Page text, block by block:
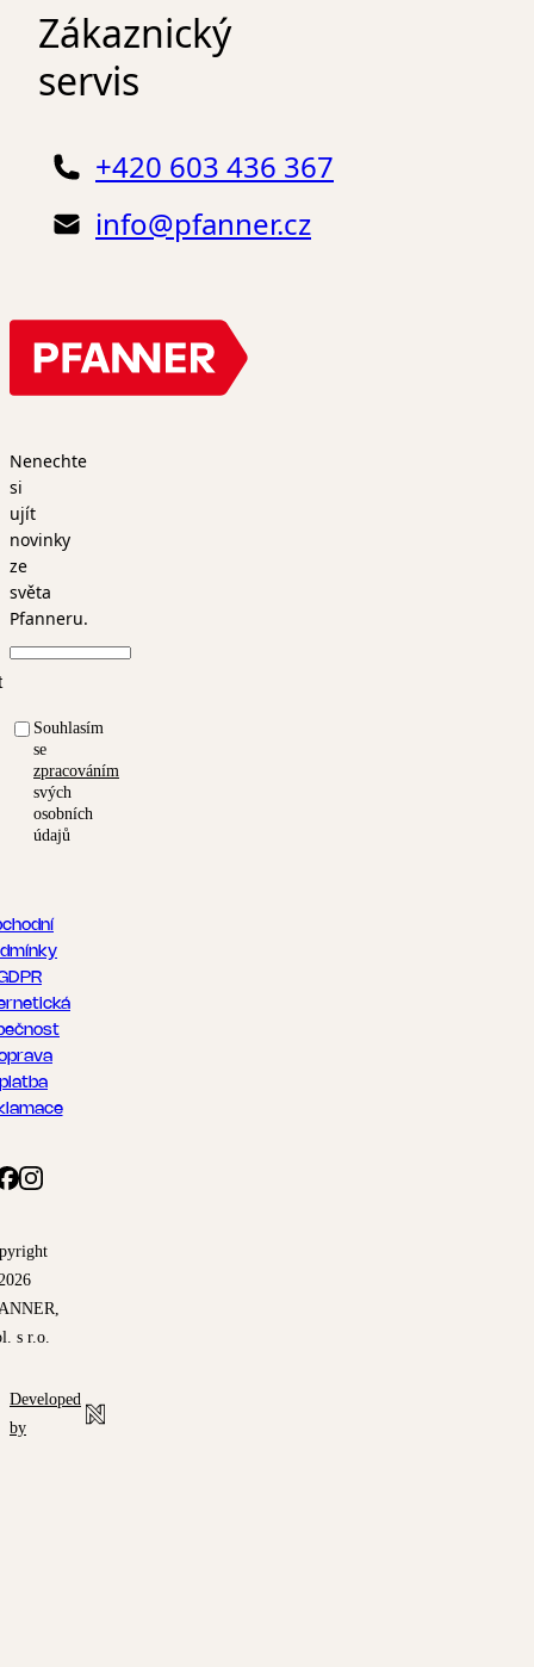
Nenechte
si
ujít
novinky
ze
světa
Pfanneru.
Souhlasím
se
zpracováním
svých
osobních
údajů
s r.o.
Zákaznický
servis
+420 603 436 367
info@pfanner.cz
Developed
by